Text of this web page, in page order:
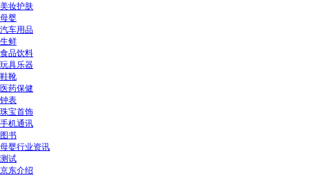
美妆护肤
母婴
汽车用品
生鲜
食品饮料
玩具乐器
鞋靴
医药保健
钟表
珠宝首饰
手机通讯
图书
母婴行业资讯
测试
京东介绍